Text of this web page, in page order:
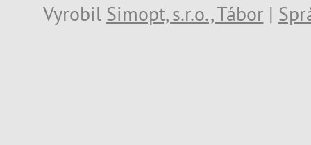
Vyrobil Simopt, s.r.o., Tábor |